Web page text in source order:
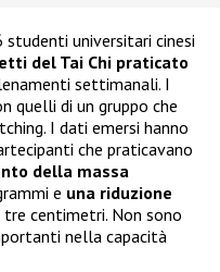
universitari cinesi
del Tai Chi praticato
settimanali. I
di un gruppo che
I dati emersi hanno
che praticavano
della massa
e una riduzione
centimetri. Non sono
nella capacità